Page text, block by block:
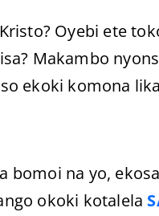
Oyebi ete
Makambo
ekoki komona
bomoi na yo,
okoki kotalela